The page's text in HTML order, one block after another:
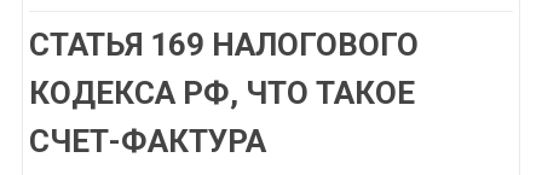
СТАТЬЯ 169 НАЛОГОВОГО
КОДЕКСА РФ, ЧТО ТАКОЕ
СЧЕТ-ФАКТУРА